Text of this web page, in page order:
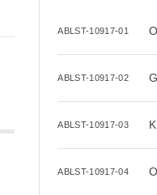
ABLST-10917-01
ABLST-10917-02
ABLST-10917-03
ABLST-10917-04